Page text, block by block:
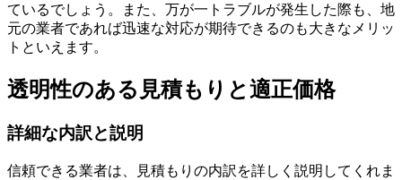
ているでしょう。また、万が一トラブルが発生した際も、地
元の業者であれば迅速な対応が期待できるのも大きなメリッ
トといえます。
透明性のある見積もりと適正価格
詳細な内訳と説明
信頼できる業者は、見積もりの内訳を詳しく説明してくれま